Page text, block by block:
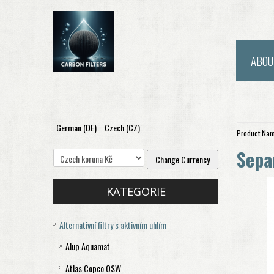
German (DE) Czech (CZ)
KATEGORIE
Alternativní filtry s aktivním uhlím
Alup Aquamat
Aquamat 120
Atlas Copco OSW
Product